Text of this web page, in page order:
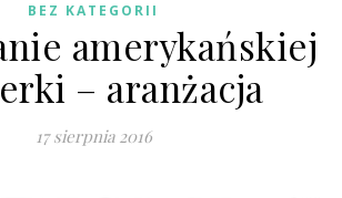
BEZ KATEGORII
amerykańskiej
– aranżacja
17 sierpnia 2016